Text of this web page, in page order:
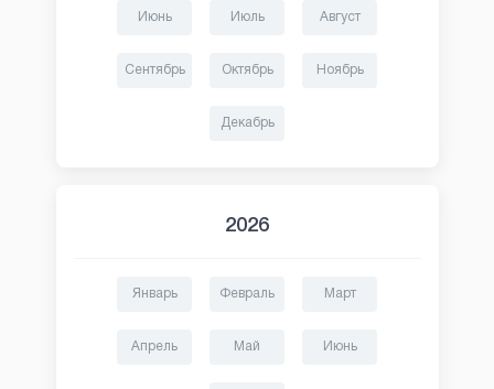
Июнь Июль Август
Сентябрь Октябрь Ноябрь
Декабрь
2026
Январь Февраль Март
Апрель Май Июнь